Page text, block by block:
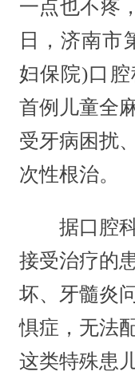
一点也不疼
日，济南市
妇保院)口
首例儿童全
受牙病困扰
次性根治。
据口腔科
接受治疗的
坏、牙髓炎
惧症，无法
这类特殊患